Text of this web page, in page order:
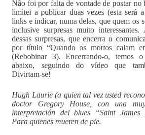
Não foi por falta de vontade de postar no
limitei a publicar duas vezes (esta será
links e indicar, numa delas, que quem os
inclusive surpresas muito
dessas surpresas, que encerra o
por título “Quando os mortos calam
(Rebobinar 3). Encerrando-o, temos o
abaixo, seguindo do vídeo que
Divirtam-se!
Hugh Laurie (a quien tal vez usted
doctor Gregory House, con una
interpretación del blues “Saint James
Para quienes mueren de pie.